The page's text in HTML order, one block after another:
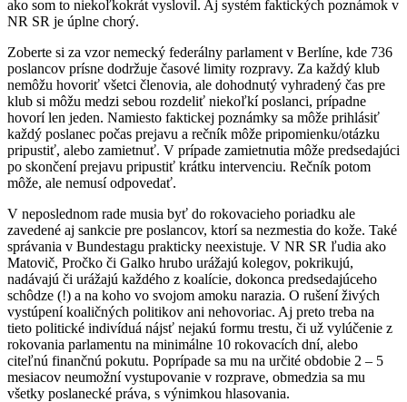
ako som to niekoľkokrát vyslovil. Aj systém faktických poznámok v
NR SR je úplne chorý.
Zoberte si za vzor nemecký federálny parlament v Berlíne, kde 736
poslancov prísne dodržuje časové limity rozpravy. Za každý klub
nemôžu hovoriť všetci členovia, ale dohodnutý vyhradený čas pre
klub si môžu medzi sebou rozdeliť niekoľkí poslanci, prípadne
hovorí len jeden. Namiesto faktickej poznámky sa môže prihlásiť
každý poslanec počas prejavu a rečník môže pripomienku/otázku
pripustiť, alebo zamietnuť. V prípade zamietnutia môže predsedajúci
po skončení prejavu pripustiť krátku intervenciu. Rečník potom
môže, ale nemusí odpovedať.
V neposlednom rade musia byť do rokovacieho poriadku ale
zavedené aj sankcie pre poslancov, ktorí sa nezmestia do kože. Také
správania v Bundestagu prakticky neexistuje. V NR SR ľudia ako
Matovič, Pročko či Galko hrubo urážajú kolegov, pokrikujú,
nadávajú či urážajú každého z koalície, dokonca predsedajúceho
schôdze (!) a na koho vo svojom amoku narazia. O rušení živých
vystúpení koaličných politikov ani nehovoriac. Aj preto treba na
tieto politické indivíduá nájsť nejakú formu trestu, či už vylúčenie z
rokovania parlamentu na minimálne 10 rokovacích dní, alebo
citeľnú finančnú pokutu. Poprípade sa mu na určité obdobie 2 – 5
mesiacov neumožní vystupovanie v rozprave, obmedzia sa mu
všetky poslanecké práva, s výnimkou hlasovania.